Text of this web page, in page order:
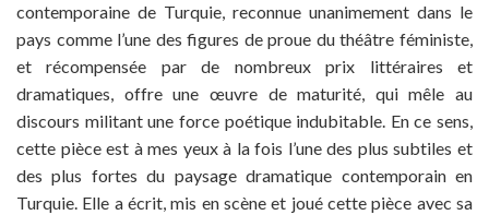
contemporaine de Turquie, reconnue unanimement dans le
pays comme l’une des figures de proue du théâtre féministe,
et récompensée par de nombreux prix littéraires et
dramatiques, offre une œuvre de maturité, qui mêle au
discours militant une force poétique indubitable. En ce sens,
cette pièce est à mes yeux à la fois l’une des plus subtiles et
des plus fortes du paysage dramatique contemporain en
Turquie. Elle a écrit, mis en scène et joué cette pièce avec sa